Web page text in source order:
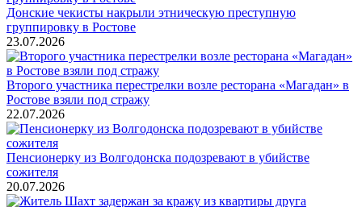
Донские чекисты накрыли этническую преступную
группировку в Ростове
23.07.2026
Второго участника перестрелки возле ресторана «Магадан» в
Ростове взяли под стражу
22.07.2026
Пенсионерку из Волгодонска подозревают в убийстве
сожителя
20.07.2026